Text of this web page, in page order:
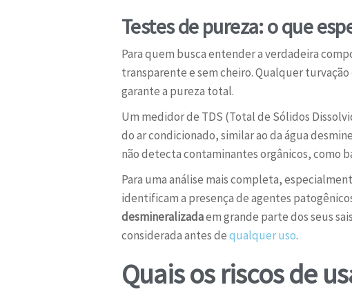
Testes de pureza: o que
Para quem busca entender a verdadeira
transparente e sem cheiro. Qualquer
garante a pureza total.
Um medidor de TDS (Total de Sólidos
do ar condicionado, similar ao da água
não detecta contaminantes orgânicos, como
Para uma análise mais completa,
identificam a presença de agentes
desmineralizadaem grande parte dos seus
considerada antes dequalquer uso.
Quais os riscos de